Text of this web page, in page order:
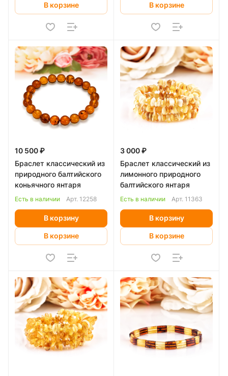
В корзине В корзине
10 500 ₽
Браслет классический из
природного балтийского
коньячного янтаря
Есть в наличии Арт. 12258
В корзину
В корзине
3 000 ₽
Браслет классический из
лимонного природного
балтийского янтаря
Есть в наличии Арт. 11363
В корзину
В корзине